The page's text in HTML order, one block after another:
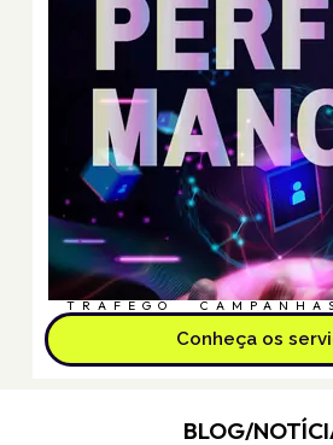
TRÁFEGO
Conheça os
BLOG/